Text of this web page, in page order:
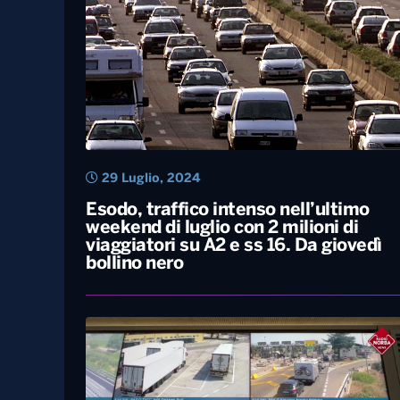
Esodo, traffico intenso nell’ultimo
weekend di luglio con 2 milioni di
viaggiatori su A2 e ss 16. Da giovedì
bollino nero
29 Luglio, 2024